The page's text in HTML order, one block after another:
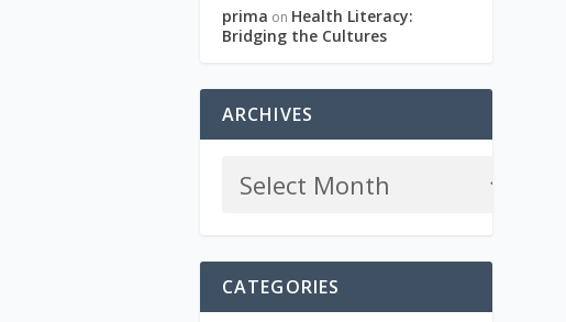
prima on Health Literacy:
Bridging the Cultures
ARCHIVES
CATEGORIES